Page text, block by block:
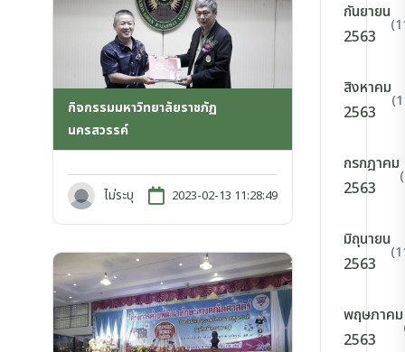
กิจกรรมมหาวิทยาลัยราชภัฏ
นครสวรรค์
ไม่ระบุ 2023-02-13 11:28:49
กันยายน
2563
สิงหาคม
2563
กรกฎาคม
2563
มิถุนายน
2563
พฤษภาคม
2563